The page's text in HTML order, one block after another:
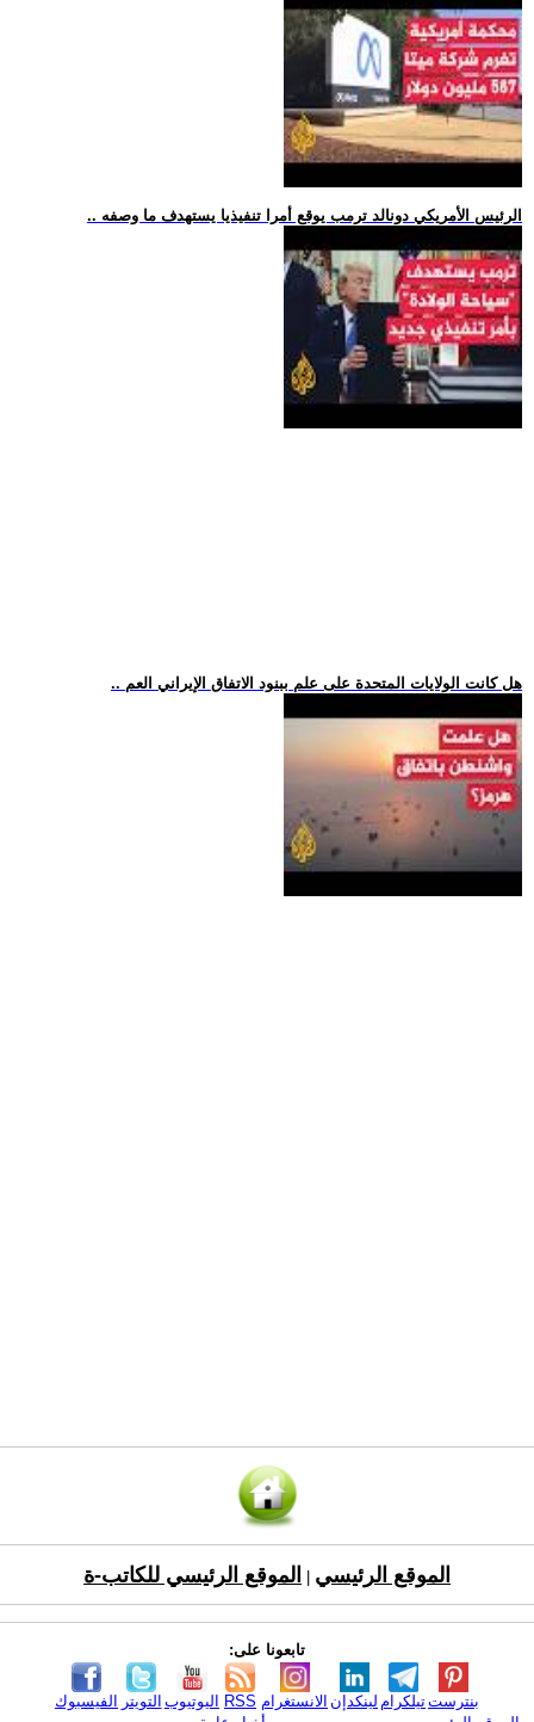
.. الرئيس الأمريكي دونالد ترمب يوقع أمرا تنفيذيا يستهدف ما وصفه
.. هل كانت الولايات المتحدة على علم ببنود الاتفاق الإيراني العم
الموقع الرئيسي الموقع الرئيسي للكاتب-ة
تابعونا على:
الفيسبوك التويتر اليوتيوب RSS الانستغرام لينكدإن تيلكرامبنترست